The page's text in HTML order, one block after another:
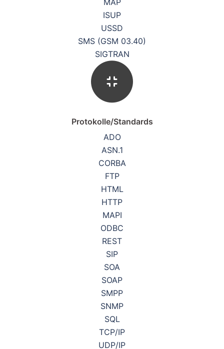
MAP
ISUP
USSD
SMS (GSM 03.40)
SIGTRAN
Protokolle/Standards
ADO
ASN.1
CORBA
FTP
HTML
HTTP
MAPI
ODBC
REST
SIP
SOA
SOAP
SMPP
SNMP
SQL
TCP/IP
UDP/IP